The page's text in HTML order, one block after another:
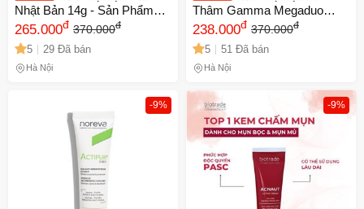
Nhật Bản 14g - Sản Phẩm
Chuyên Sâu Giúp Xẹp Mụn
Đỏ, Mụn Viêm, Mụn Bọc,
Hiệu Quả Nhanh Chóng, An
Toàn cho Da
265.000đ 370.000đ
5 29 Đã bán
Hà Nội
Thâm Gamma Megaduo
Plus 15g - Gel Chứa Retinal,
BHA, AHA, Ngừa Mụn,
Dưỡng Trắng Da, Thích Hợp
Mọi Loại Da
238.000đ 370.000đ
5 51 Đã bán
Hà Nội
-9% -9%